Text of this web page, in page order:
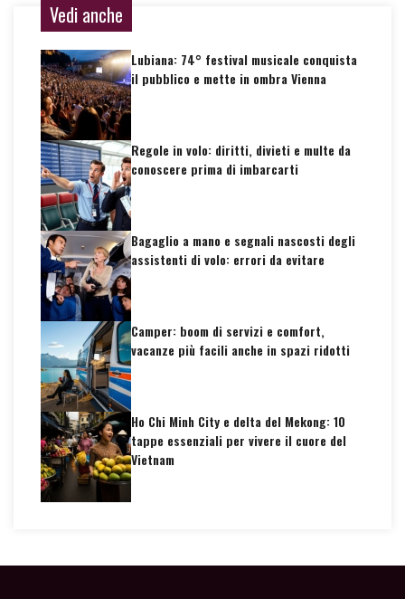
Vedi anche
Lubiana: 74° festival musicale conquista
il pubblico e mette in ombra Vienna
Regole in volo: diritti, divieti e multe da
conoscere prima di imbarcarti
Bagaglio a mano e segnali nascosti degli
assistenti di volo: errori da evitare
Camper: boom di servizi e comfort,
vacanze più facili anche in spazi ridotti
Ho Chi Minh City e delta del Mekong: 10
tappe essenziali per vivere il cuore del
Vietnam